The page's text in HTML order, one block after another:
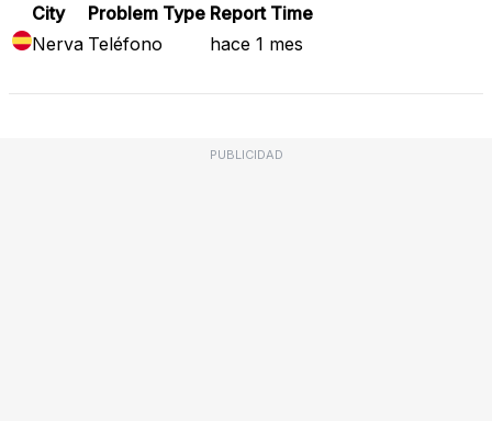
City Problem Type Report Time
Nerva Teléfono hace 1 mes
PUBLICIDAD